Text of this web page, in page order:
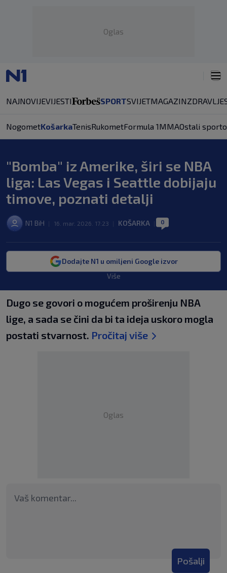
Oglas
NAJNOVIJEVIJESTI SPORTSVIJETMAGAZINZDRAVLJE
NogometKošarkaTenisRukometFormula 1MMAOstali
"Bomba" iz Amerike, širi se NBA
liga: Las Vegas i Seattle dobijaju
timove, poznati detalji
N1 BiH 16. mar. 2026. 17:23 KOŠARKA 0
Dodajte N1 u omiljeni Google izvor
Više
Dugo se govori o mogućem proširenju NBA
lige, a sada se čini da bi ta ideja uskoro mogla
postati stvarnost. Pročitaj više
Oglas
Pošalji